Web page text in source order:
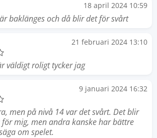
18 april 2024 10:59
baklänges och då blir det för svårt
21 februari 2024 13:10
väldigt roligt tycker jag
9 januari 2024 16:32
men på nivå 14 var det svårt. Det blir
mig, men andra kanske har bättre
om spelet.